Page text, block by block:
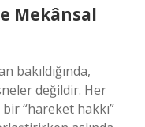
Mekânsal
bakıldığında,
değildir. Her
“hareket hakkı”